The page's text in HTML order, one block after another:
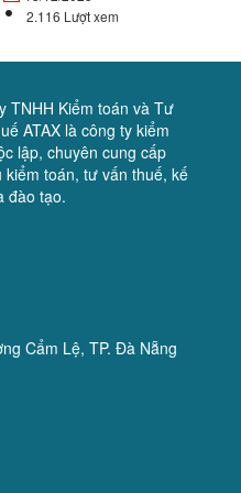
2.116 Lượt xem
TNHH Kiểm toán và Tư
ATAX là công ty kiểm
lập, chuyên cung cấp
kiểm toán, tư vấn thuế, kế
đào tạo.
Cẩm Lệ, TP. Đà Nẵng